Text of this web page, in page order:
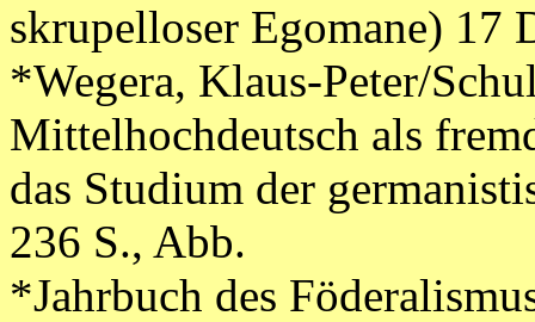
skrupelloser Egomane) 17
*Wegera, Klaus-Peter/
Mittelhochdeutsch als
das Studium der
236 S., Abb.
*Jahrbuch des